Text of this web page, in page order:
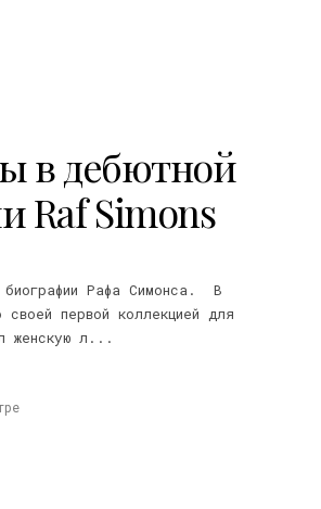
в дебютной
Raf Simons
биографии Рафа Симонса. В
первой коллекцией для
женскую л...